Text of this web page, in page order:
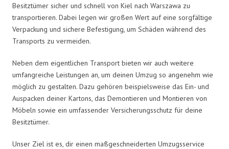
Besitztümer sicher und schnell von Kiel nach Warszawa zu
transportieren. Dabei legen wir großen Wert auf eine sorgfältige
Verpackung und sichere Befestigung, um Schäden während des
Transports zu vermeiden.
Neben dem eigentlichen Transport bieten wir auch weitere
umfangreiche Leistungen an, um deinen Umzug so angenehm wie
möglich zu gestalten. Dazu gehören beispielsweise das Ein- und
Auspacken deiner Kartons, das Demontieren und Montieren von
Möbeln sowie ein umfassender Versicherungsschutz für deine
Besitztümer.
Unser Ziel ist es, dir einen maßgeschneiderten Umzugsservice